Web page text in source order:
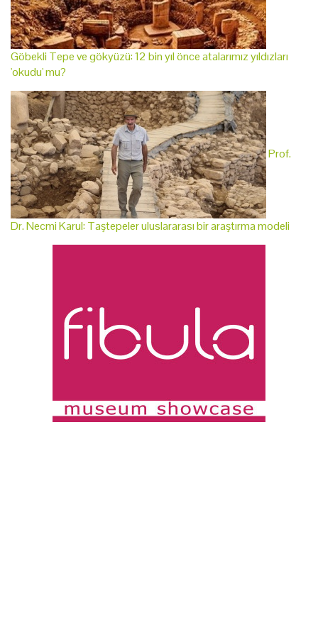
Göbekli Tepe ve gökyüzü: 12 bin yıl önce atalarımız yıldızları
'okudu' mu?
Prof.
Dr. Necmi Karul: Taştepeler uluslararası bir araştırma modeli